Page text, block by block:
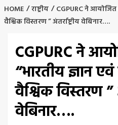
HOME राष्ट्रीय
CGPURC ने
वैश्विक विस्तरण ” अंतर्राष्ट्रीय वेबिनार….
CGPURC ने
“भारतीय ज्ञान
वैश्विक विस्तरण ”
वेबिनार….